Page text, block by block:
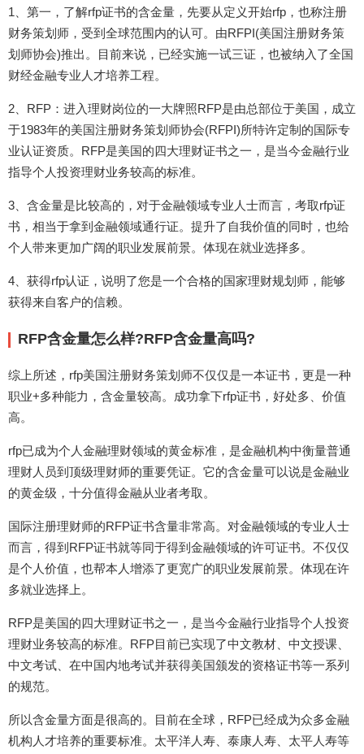
1、第一，了解rfp证书的含金量，先要从定义开始rfp，也称注册
财务策划师，受到全球范围内的认可。由RFPI(美国注册财务策
划师协会)推出。目前来说，已经实施一试三证，也被纳入了全国
财经金融专业人才培养工程。
2、RFP：进入理财岗位的一大牌照RFP是由总部位于美国，成立
于1983年的美国注册财务策划师协会(RFPI)所特许定制的国际专
业认证资质。RFP是美国的四大理财证书之一，是当今金融行业
指导个人投资理财业务较高的标准。
3、含金量是比较高的，对于金融领域专业人士而言，考取rfp证
书，相当于拿到金融领域通行证。提升了自我价值的同时，也给
个人带来更加广阔的职业发展前景。体现在就业选择多。
4、获得rfp认证，说明了您是一个合格的国家理财规划师，能够
获得来自客户的信赖。
RFP含金量怎么样?RFP含金量高吗?
综上所述，rfp美国注册财务策划师不仅仅是一本证书，更是一种
职业+多种能力，含金量较高。成功拿下rfp证书，好处多、价值
高。
rfp已成为个人金融理财领域的黄金标准，是金融机构中衡量普通
理财人员到顶级理财师的重要凭证。它的含金量可以说是金融业
的黄金级，十分值得金融从业者考取。
国际注册理财师的RFP证书含量非常高。对金融领域的专业人士
而言，得到RFP证书就等同于得到金融领域的许可证书。不仅仅
是个人价值，也帮本人增添了更宽广的职业发展前景。体现在许
多就业选择上。
RFP是美国的四大理财证书之一，是当今金融行业指导个人投资
理财业务较高的标准。RFP目前已实现了中文教材、中文授课、
中文考试、在中国内地考试并获得美国颁发的资格证书等一系列
的规范。
所以含金量方面是很高的。目前在全球，RFP已经成为众多金融
机构人才培养的重要标准。太平洋人寿、泰康人寿、太平人寿等